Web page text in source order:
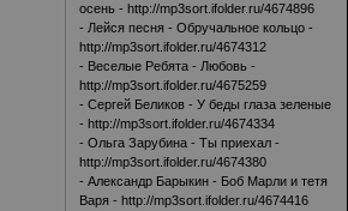
осень -http://mp3sort.ifolder.ru/4674896
- Лейся песня - Обручальное кольцо -
http://mp3sort.ifolder.ru/4674312
- Веселые Ребята - Любовь -
http://mp3sort.ifolder.ru/4675259
- Сергей Беликов - У беды глаза зеленые
-http://mp3sort.ifolder.ru/4674334
- Ольга Зарубина - Ты приехал -
http://mp3sort.ifolder.ru/4674380
- Александр Барыкин - Боб Марли и тетя
Варя -http://mp3sort.ifolder.ru/4674416